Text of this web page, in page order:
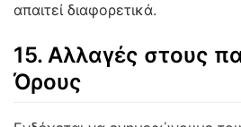
απαιτεί διαφορετικά.
15. Αλλαγές στους
Όρους